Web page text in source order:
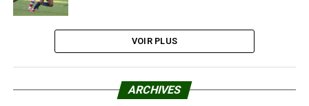
VOIR PLUS
ARCHIVES